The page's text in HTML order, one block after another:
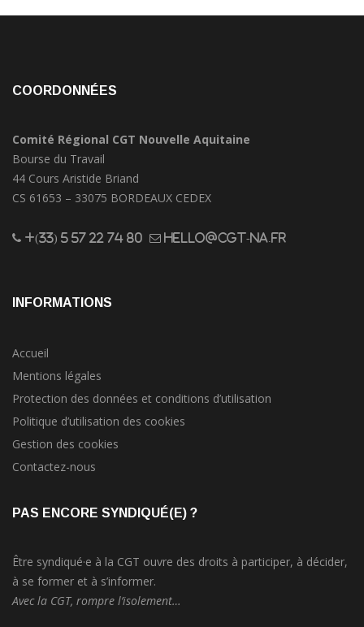
COORDONNÉES
Comité Régional CGT Nouvelle Aquitaine
Bourse du Travail
44 Cours Aristide Briand
CS 61653 – 33075 BORDEAUX CEDEX
+(33) 5 57 22 74 80 hello@cgt-na.fr
INFORMATIONS
Accueil
Mentions légales
Protection des données et conditions d’utilisation
Politique d’utilisation des cookies
Gestion des cookies
Contactez-nous
PAS ENCORE SYNDIQUÉ(E) ?
Être syndiqué·e à la CGT ouvre des droits à participer, à décider,
à se former et à s’informer.
Avec la CGT, rompre l’isolement…